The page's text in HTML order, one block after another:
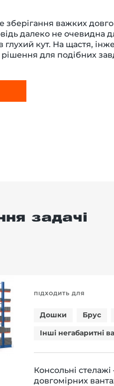
зберігання важких
далеко не очевидна
глухий кут. На щастя,
для подібних
задачі
ПІДХОДИТЬ ДЛЯ
Дошки Брус
Інші негабаритні
Консольні
довгомірних